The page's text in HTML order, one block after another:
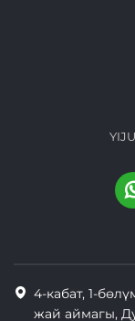
4-кабат, 1-
жай аймагы,